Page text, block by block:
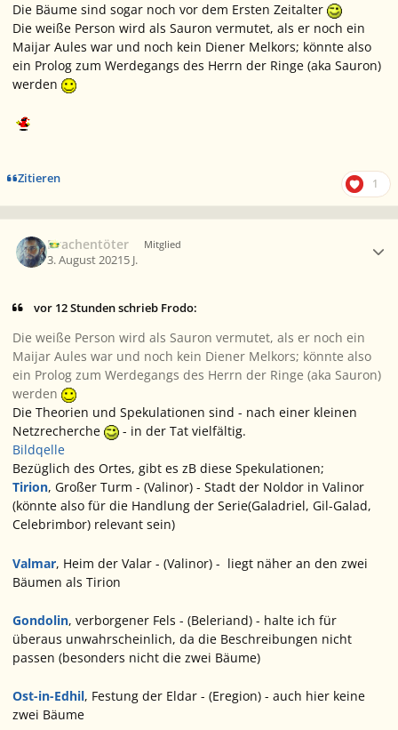
Die Bäume sind sogar noch vor dem Ersten Zeitalter
Die weiße Person wird als Sauron vermutet, als er noch ein
Maijar Aules war und noch kein Diener Melkors; könnte also
ein Prolog zum Werdegangs des Herrn der Ringe (aka Sauron)
werden
Zitieren 1
Drachentöter Mitglied
3. August 20215 J.
vor 12 Stunden schrieb Frodo:
Die weiße Person wird als Sauron vermutet, als er noch ein
Maijar Aules war und noch kein Diener Melkors; könnte also
ein Prolog zum Werdegangs des Herrn der Ringe (aka Sauron)
werden
Die Theorien und Spekulationen sind - nach einer kleinen
Netzrecherche
- in der Tat vielfältig.
Bildqelle
Bezüglich des Ortes, gibt es zB diese Spekulationen;
Tirion, Großer Turm - (Valinor) - Stadt der Noldor in Valinor
(könnte also für die Handlung der Serie(Galadriel, Gil-Galad,
Celebrimbor) relevant sein)
Valmar, Heim der Valar - (Valinor) - liegt näher an den zwei
Bäumen als Tirion
Gondolin, verborgener Fels - (Beleriand) - halte ich für
überaus unwahrscheinlich, da die Beschreibungen nicht
passen (besonders nicht die zwei Bäume)
Ost-in-Edhil, Festung der Eldar - (Eregion) - auch hier keine
zwei Bäume